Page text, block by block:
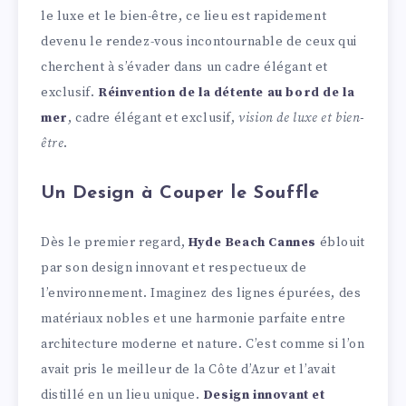
le luxe et le bien-être, ce lieu est rapidement
devenu le rendez-vous incontournable de ceux qui
cherchent à s’évader dans un cadre élégant et
exclusif. Réinvention de la détente au bord de la
mer, cadre élégant et exclusif,vision de luxe et bien-
être.
Un Design à Couper le Souffle
Dès le premier regard, Hyde Beach Cannes éblouit
par son design innovant et respectueux de
l’environnement. Imaginez des lignes épurées, des
matériaux nobles et une harmonie parfaite entre
architecture moderne et nature. C’est comme si l’on
avait pris le meilleur de la Côte d’Azur et l’avait
distillé en un lieu unique. Design innovant et